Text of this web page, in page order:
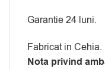
Garantie 24 luni.
Fabricat in Cehia.
Nota privind